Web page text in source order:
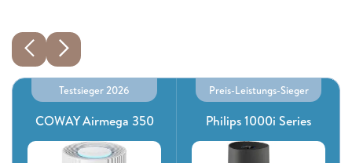
Testsieger 2026
COWAY Airmega 350
Preis-Leistungs-Sieger
Philips 1000i Series